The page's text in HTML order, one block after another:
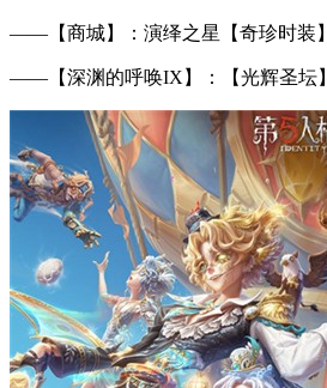
——【商城】：演绎之星【奇珍时装
——【深渊的呼唤IX】：【光辉圣坛